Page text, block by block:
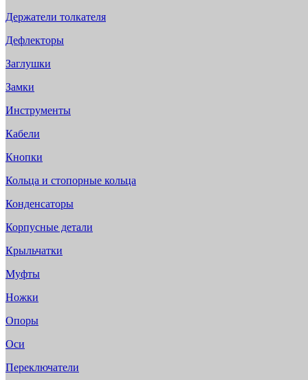
Держатели толкателя
Дефлекторы
Заглушки
Замки
Инструменты
Кабели
Кнопки
Кольца и стопорные кольца
Конденсаторы
Корпусные детали
Крыльчатки
Муфты
Ножки
Опоры
Оси
Переключатели